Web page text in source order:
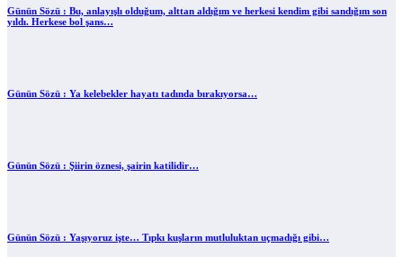
Günün Sözü : Bu, anlayışlı olduğum, alttan aldığım ve herkesi kendim gibi sandığım son
yıldı. Herkese bol şans…
Günün Sözü : Ya kelebekler hayatı tadında bırakıyorsa…
Günün Sözü : Şiirin öznesi, şairin katilidir…
Günün Sözü : Yaşıyoruz işte… Tıpkı kuşların mutluluktan uçmadığı gibi…